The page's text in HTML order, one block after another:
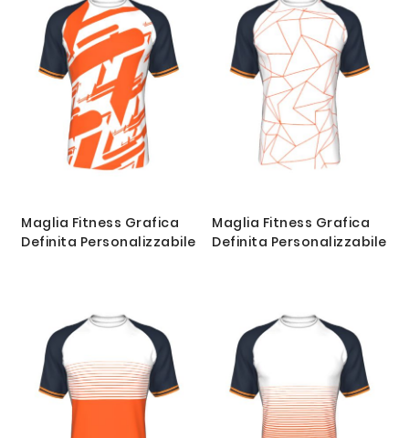
Maglia Fitness Grafica
Definita Personalizzabile
Maglia Fitness Grafica
Definita Personalizzabile